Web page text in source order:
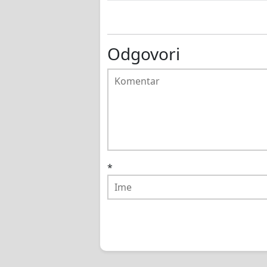
Odgovori
*